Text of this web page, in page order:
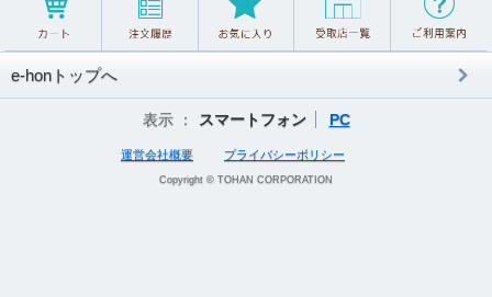
e-honトップへ
表示 ： スマートフォン PC
運営会社概要 プライバシーポリシー
Copyright © TOHAN CORPORATION